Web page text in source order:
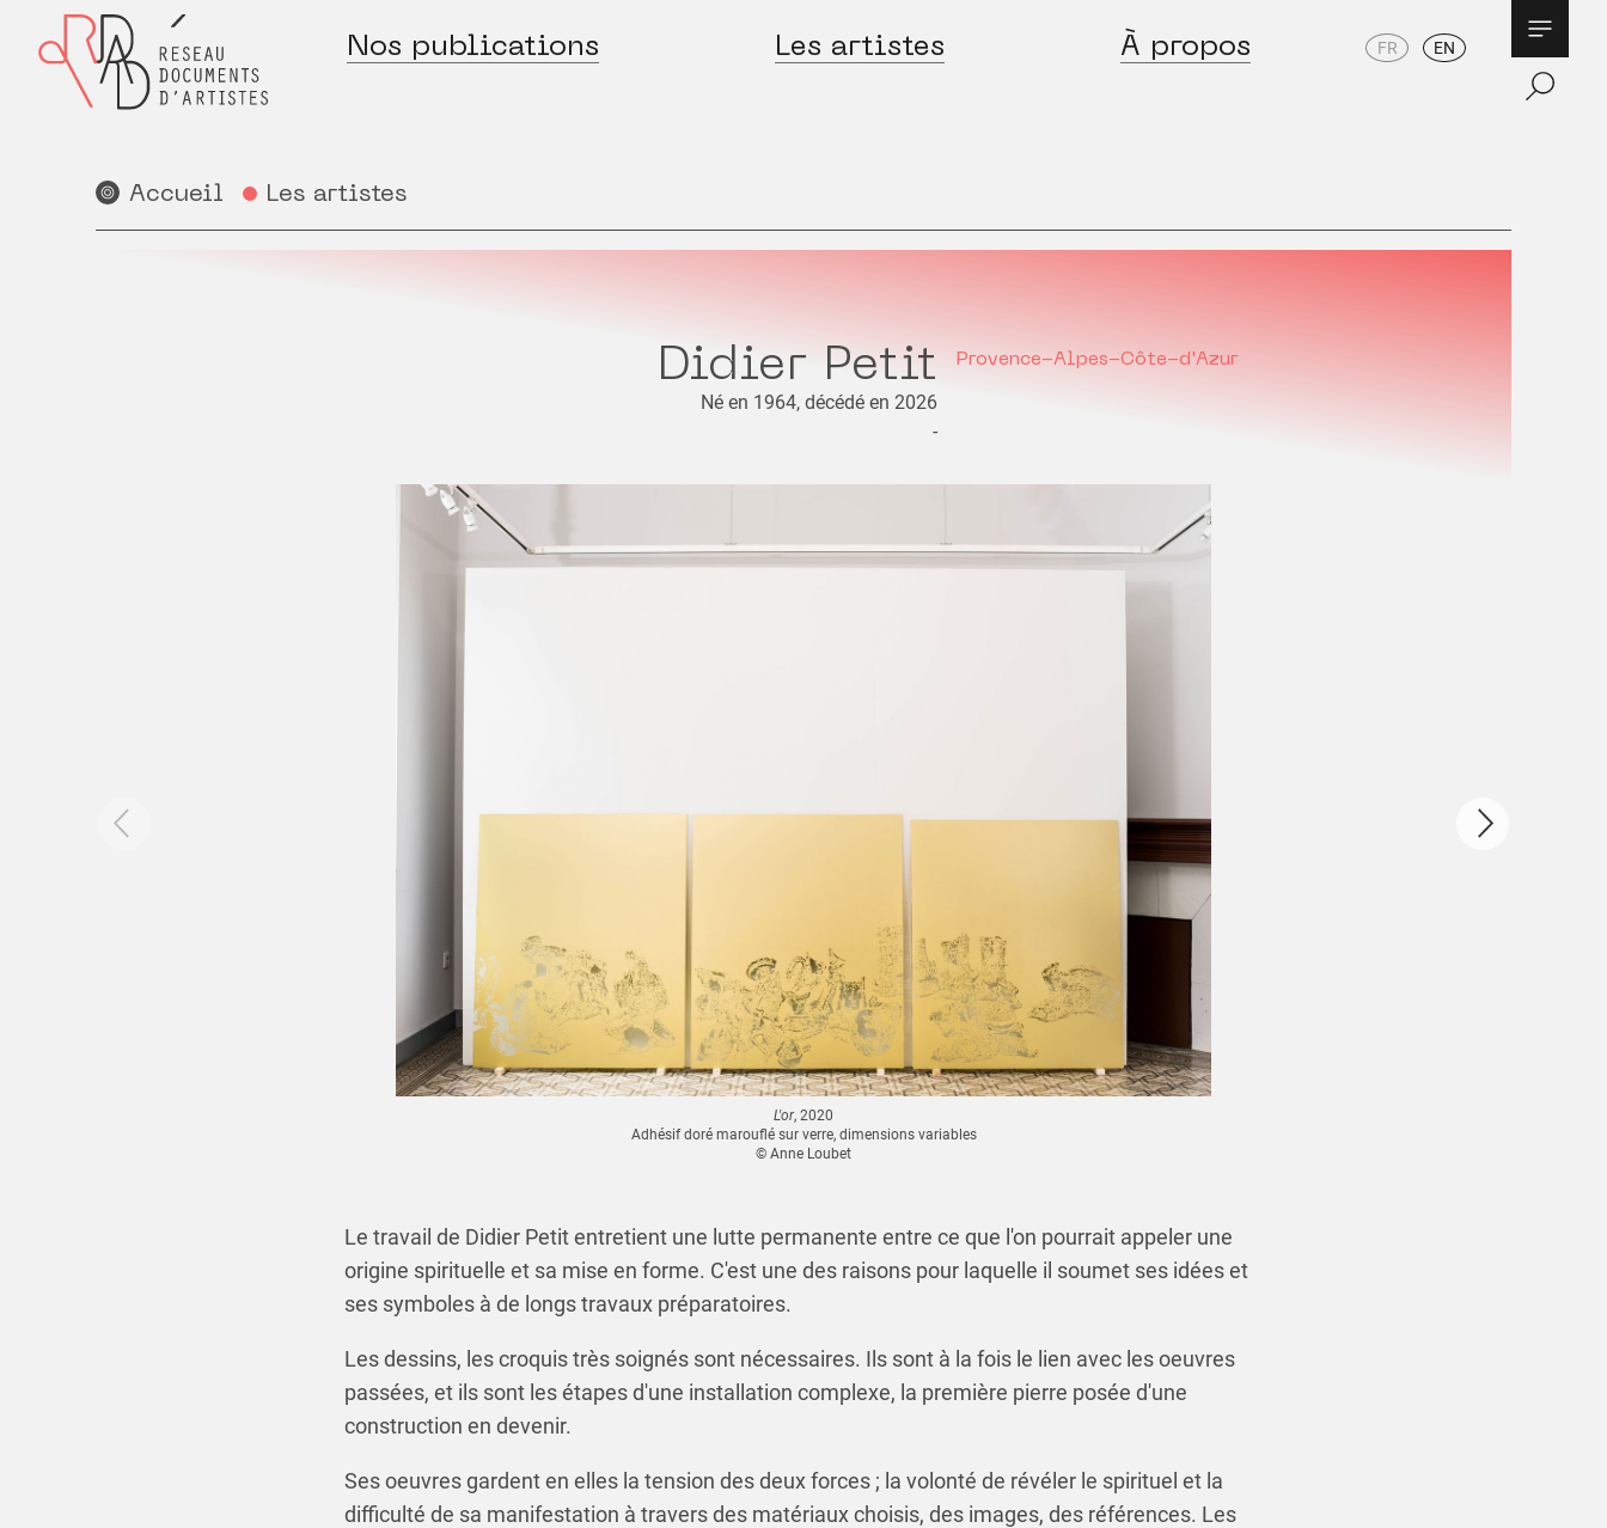
Nos publications Les artistes À propos FR EN
Accueil Les artistes
Provence-Alpes-Côte-d'Azur
Didier Petit
Né en 1964, décédé en 2026
-
L'or, 2020
Adhésif doré marouflé sur verre, dimensions variables
© Anne Loubet
Le travail de Didier Petit entretient une lutte permanente entre ce que l'on pourrait appeler une
origine spirituelle et sa mise en forme. C'est une des raisons pour laquelle il soumet ses idées et
ses symboles à de longs travaux préparatoires.
Les dessins, les croquis très soignés sont nécessaires. Ils sont à la fois le lien avec les oeuvres
passées, et ils sont les étapes d'une installation complexe, la première pierre posée d'une
construction en devenir.
Ses oeuvres gardent en elles la tension des deux forces ; la volonté de révéler le spirituel et la
difficulté de sa manifestation à travers des matériaux choisis, des images, des références. Les